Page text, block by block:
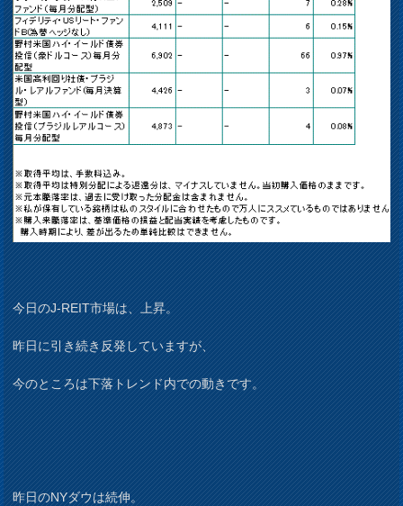
今日のJ-REIT市場は、上昇。
昨日に引き続き反発していますが、
今のところは下落トレンド内での動きです。
昨日のNYダウは続伸。